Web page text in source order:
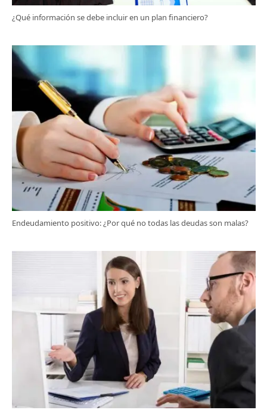
¿Qué información se debe incluir en un plan financiero?
Endeudamiento positivo: ¿Por qué no todas las deudas son malas?